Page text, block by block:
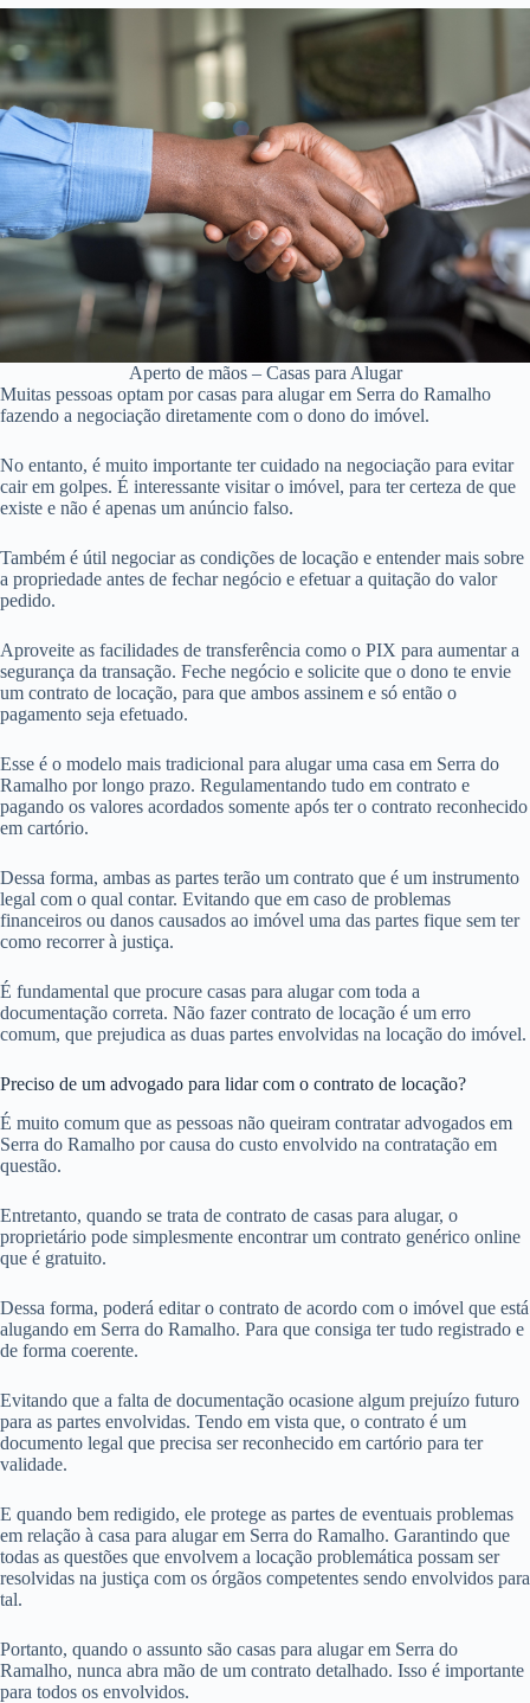
Aperto de mãos – Casas para Alugar
Muitas pessoas optam por casas para alugar em Serra do Ramalho
fazendo a negociação diretamente com o dono do imóvel.
No entanto, é muito importante ter cuidado na negociação para evitar
cair em golpes. É interessante visitar o imóvel, para ter certeza de que
existe e não é apenas um anúncio falso.
Também é útil negociar as condições de locação e entender mais sobre
a propriedade antes de fechar negócio e efetuar a quitação do valor
pedido.
Aproveite as facilidades de transferência como o PIX para aumentar a
segurança da transação. Feche negócio e solicite que o dono te envie
um contrato de locação, para que ambos assinem e só então o
pagamento seja efetuado.
Esse é o modelo mais tradicional para alugar uma casa em Serra do
Ramalho por longo prazo. Regulamentando tudo em contrato e
pagando os valores acordados somente após ter o contrato reconhecido
em cartório.
Dessa forma, ambas as partes terão um contrato que é um instrumento
legal com o qual contar. Evitando que em caso de problemas
financeiros ou danos causados ao imóvel uma das partes fique sem ter
como recorrer à justiça.
É fundamental que procure casas para alugar com toda a
documentação correta. Não fazer contrato de locação é um erro
comum, que prejudica as duas partes envolvidas na locação do imóvel.
Preciso de um advogado para lidar com o contrato de locação?
É muito comum que as pessoas não queiram contratar advogados em
Serra do Ramalho por causa do custo envolvido na contratação em
questão.
Entretanto, quando se trata de contrato de casas para alugar, o
proprietário pode simplesmente encontrar um contrato genérico online
que é gratuito.
Dessa forma, poderá editar o contrato de acordo com o imóvel que está
alugando em Serra do Ramalho. Para que consiga ter tudo registrado e
de forma coerente.
Evitando que a falta de documentação ocasione algum prejuízo futuro
para as partes envolvidas. Tendo em vista que, o contrato é um
documento legal que precisa ser reconhecido em cartório para ter
validade.
E quando bem redigido, ele protege as partes de eventuais problemas
em relação à casa para alugar em Serra do Ramalho. Garantindo que
todas as questões que envolvem a locação problemática possam ser
resolvidas na justiça com os órgãos competentes sendo envolvidos para
tal.
Portanto, quando o assunto são casas para alugar em Serra do
Ramalho, nunca abra mão de um contrato detalhado. Isso é importante
para todos os envolvidos.